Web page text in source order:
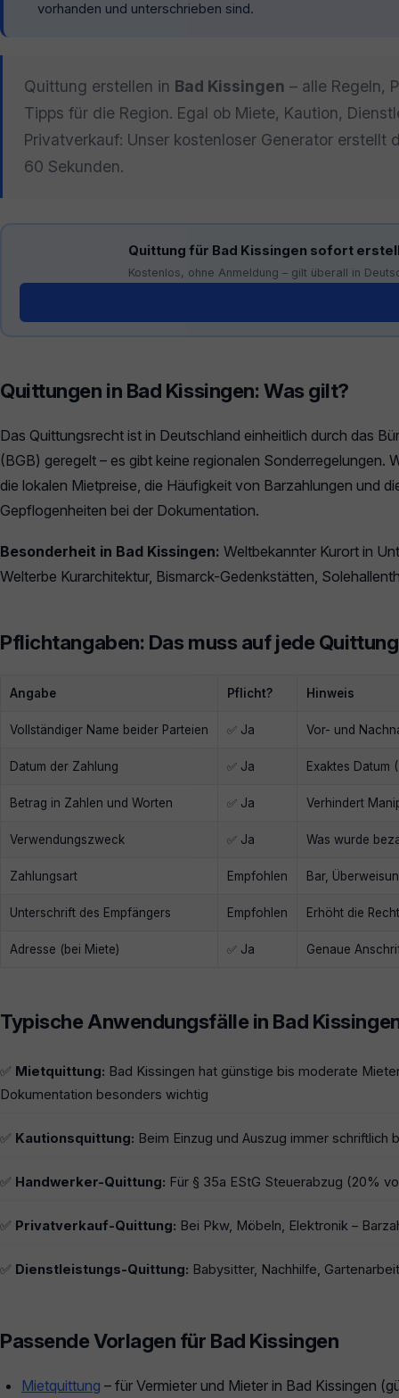
vorhanden und unterschrieben sind.
Quittung erstellen in Bad Kissingen – alle Regeln,
Tipps für die Region. Egal ob Miete, Kaution,
Privatverkauf: Unser kostenloser Generator erstellt
60 Sekunden.
Quittung für Bad Kissingen sofort
Kostenlos, ohne Anmeldung – gilt überall in
Quittungen in Bad Kissingen: Was gilt?
Das Quittungsrecht ist in Deutschland einheitlich durch das
(BGB) geregelt – es gibt keine regionalen Sonderregelungen.
die lokalen Mietpreise, die Häufigkeit von Barzahlungen und
Gepflogenheiten bei der Dokumentation.
Besonderheit in Bad Kissingen: Weltbekannter Kurort in
Welterbe Kurarchitektur, Bismarck-Gedenkstätten,
Pflichtangaben: Das muss auf jede Quittung
Angabe Pflicht? Hinweis
Vollständiger Name beider Parteien ✅ Ja Vor- und
Datum der Zahlung ✅ Ja Exaktes Datum
Betrag in Zahlen und Worten ✅ Ja Verhindert
Verwendungszweck ✅ Ja Was wurde
Zahlungsart Empfohlen Bar,
Unterschrift des Empfängers Empfohlen Erhöht die
Adresse (bei Miete) ✅ Ja Genaue
Typische Anwendungsfälle in Bad
✅ Mietquittung: Bad Kissingen hat günstige bis moderate
Dokumentation besonders wichtig
✅ Kautionsquittung: Beim Einzug und Auszug immer schriftlich
✅ Handwerker-Quittung: Für § 35a EStG Steuerabzug (20%
✅ Privatverkauf-Quittung: Bei Pkw, Möbeln, Elektronik –
✅ Dienstleistungs-Quittung: Babysitter, Nachhilfe,
Passende Vorlagen für Bad Kissingen
Mietquittung – für Vermieter und Mieter in Bad Kissingen